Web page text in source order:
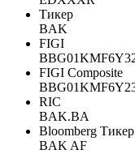
Тикер
BAK
FIGI
FIGI Composite
RIC
BAK.BA
Bloomberg Тикер
BAK AF